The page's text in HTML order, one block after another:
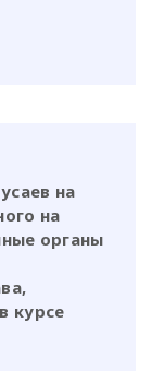
на
на
органы
курсе